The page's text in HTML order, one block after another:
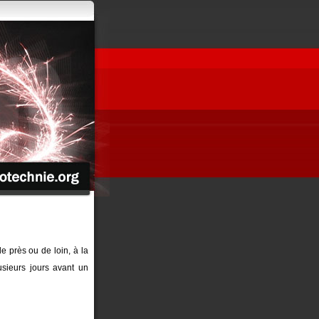
près ou de loin, à la
jours avant un